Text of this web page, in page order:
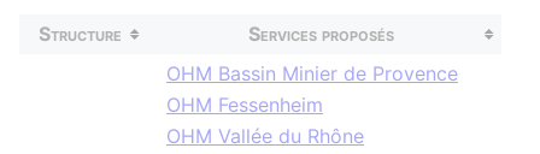
Structure Services proposés
OHM Bassin Minier de Provence
OHM Fessenheim
OHM Vallée du Rhône